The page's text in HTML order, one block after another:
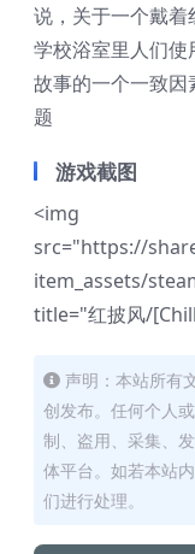
说，关于一个戴
学校浴室里人们使
故事的一个一致
题
游戏截图
<img
src="https://
item_assets/
title="红披风/
声明：本站所有
创发布。任何个人
制、盗用、采集、
体平台。如若本站
们进行处理。